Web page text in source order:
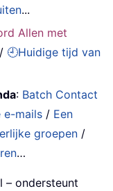
...
Allen met
/ 🕘Huidige tijd van
: Batch Contact
e-mails / Een
groepen /
…
– ondersteunt